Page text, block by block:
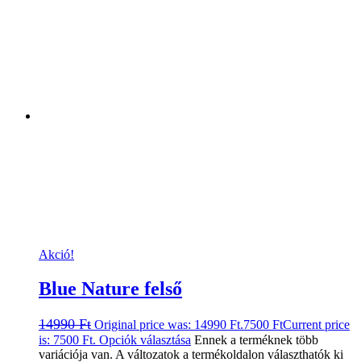
Akció!
Blue Nature felső
14990Ft Original price was: 14990 Ft.7500 FtCurrent price
is: 7500 Ft. Opciók választása Ennek a terméknek több
variációja van. A változatok a termékoldalon választhatók ki